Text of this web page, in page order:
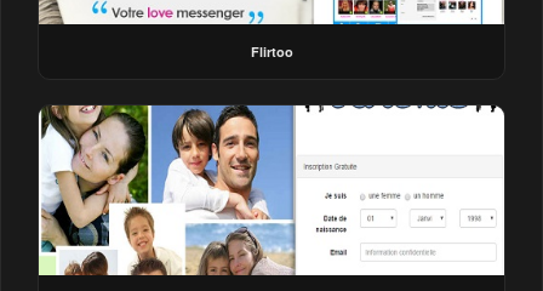
Flirtoo